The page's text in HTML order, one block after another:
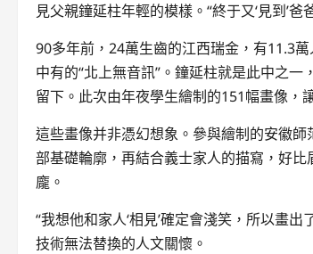
見父親鐘延柱年輕的模樣。“終于又‘見到’爸
90多年前，24萬生齒的江西瑞金，有11.3
中有的“北上無音訊”。鐘延柱就是此中之
留下。此次由年夜學生繪制的151幅畫像，
這些畫像并非憑幻想象。參與繪制的安徽
部基礎輪廓，再結合義士家人的描寫，好比
龐。
“我想他和家人‘相見’確定會淺笑，所以畫
技術無法替換的人文關懷。